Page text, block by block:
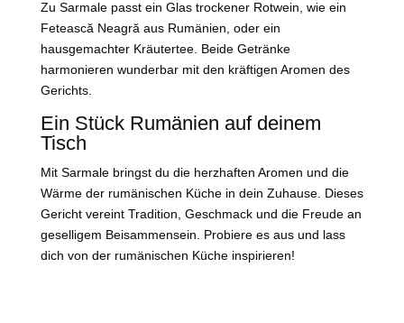
Zu Sarmale passt ein Glas trockener Rotwein, wie ein
Fetească Neagră aus Rumänien, oder ein
hausgemachter Kräutertee. Beide Getränke
harmonieren wunderbar mit den kräftigen Aromen des
Gerichts.
Ein Stück Rumänien auf deinem
Tisch
Mit Sarmale bringst du die herzhaften Aromen und die
Wärme der rumänischen Küche in dein Zuhause. Dieses
Gericht vereint Tradition, Geschmack und die Freude an
geselligem Beisammensein. Probiere es aus und lass
dich von der rumänischen Küche inspirieren!